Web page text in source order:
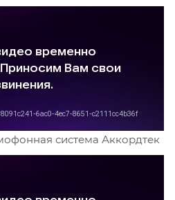
система Аккордтек